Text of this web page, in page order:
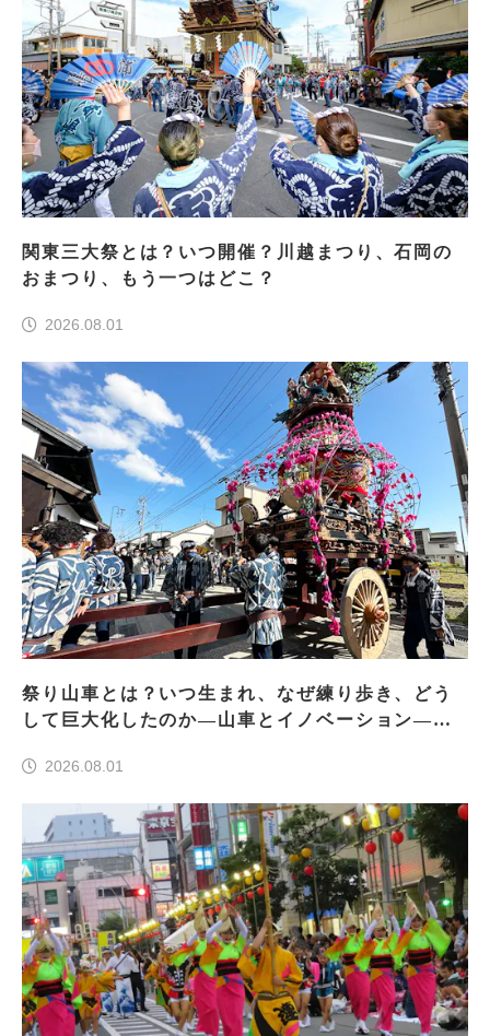
関東三大祭とは？いつ開催？川越まつり、石岡の
おまつり、もう一つはどこ？
2026.08.01
祭り山車とは？いつ生まれ、なぜ練り歩き、どう
して巨大化したのか―山車とイノベーション―＜
2026.08.01